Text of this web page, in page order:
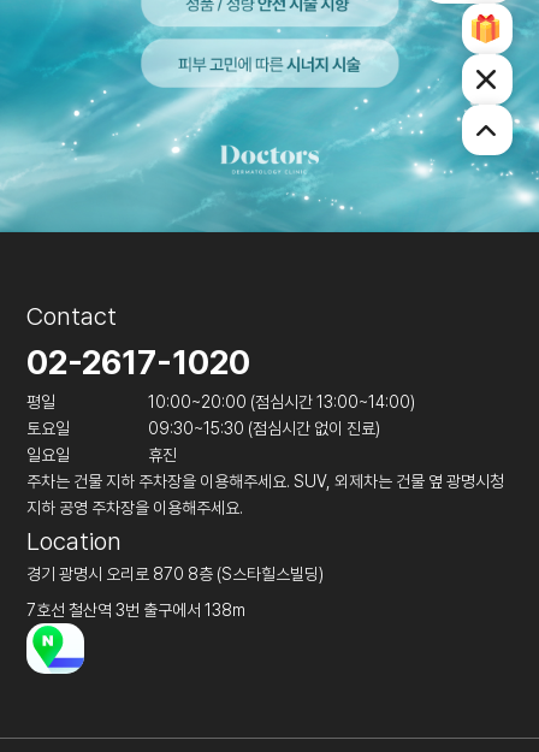
Contact
02-2617-1020
평일
10:00~20:00 (점심시간 13:00~14:00)
토요일
09:30~15:30 (점심시간 없이 진료)
일요일
휴진
주차는 건물 지하 주차장을 이용해주세요. SUV, 외제차는 건물 옆 광명시청
지하 공영 주차장을 이용해주세요.
Location
경기 광명시 오리로 870 8층 (S스타힐스빌딩)
7호선 철산역 3번 출구에서 138m